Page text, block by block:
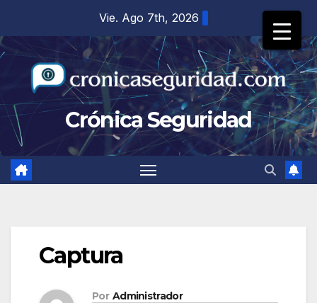
contenido
Vie. Ago 7th, 2026
Crónica Seguridad
Captura
Por Administrador